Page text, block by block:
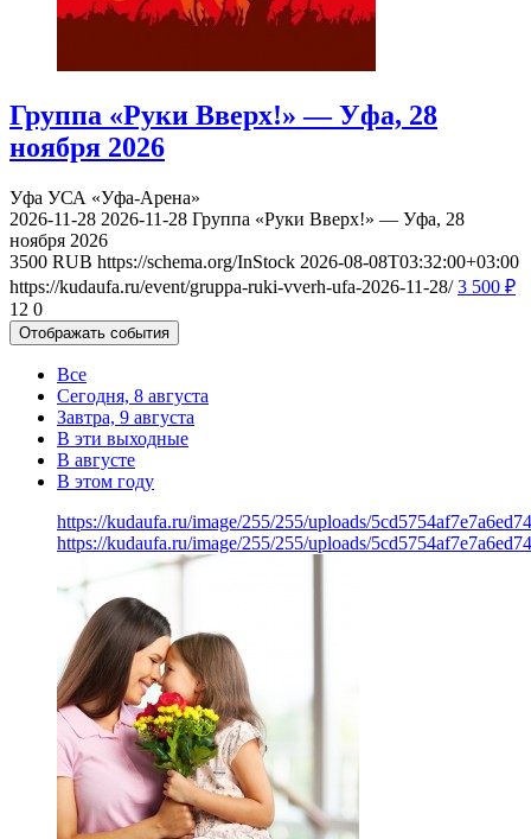
Группа «Руки Вверх!» — Уфа, 28
ноября 2026
Уфа УСА «Уфа-Арена»
2026-11-28 2026-11-28 Группа «Руки Вверх!» — Уфа, 28
ноября 2026
3500 RUB https://schema.org/InStock 2026-08-08T03:32:00+03:00
https://kudaufa.ru/event/gruppa-ruki-vverh-ufa-2026-11-28/ 3 500 ₽
12 0
Отображать события
Все
Сегодня, 8 августа
Завтра, 9 августа
В эти выходные
В августе
В этом году
https://kudaufa.ru/image/255/255/uploads/
https://kudaufa.ru/image/255/255/uploads/